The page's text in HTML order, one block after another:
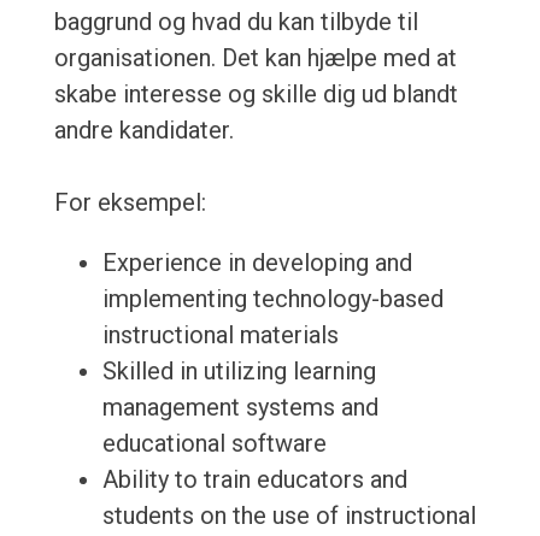
baggrund og hvad du kan tilbyde til
organisationen. Det kan hjælpe med at
skabe interesse og skille dig ud blandt
andre kandidater.
For eksempel:
Experience in developing and
implementing technology-based
instructional materials
Skilled in utilizing learning
management systems and
educational software
Ability to train educators and
students on the use of instructional